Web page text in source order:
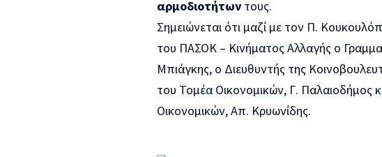
αρμοδιοτήτων τους.
Σημειώνεται ότι μαζί με τον Π.
του ΠΑΣΟΚ – Κινήματος Αλλαγής ο
Μπιάγκης, ο Διευθυντής της
του Τομέα Οικονομικών, Γ. Παλαιοδήμος
Οικονομικών, Απ. Κρυωνίδης.